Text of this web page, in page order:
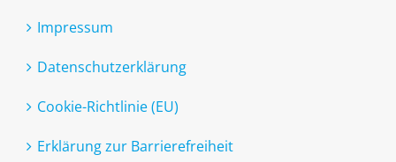
Impressum
Datenschutzerklärung
Cookie-Richtlinie (EU)
Erklärung zur Barrierefreiheit